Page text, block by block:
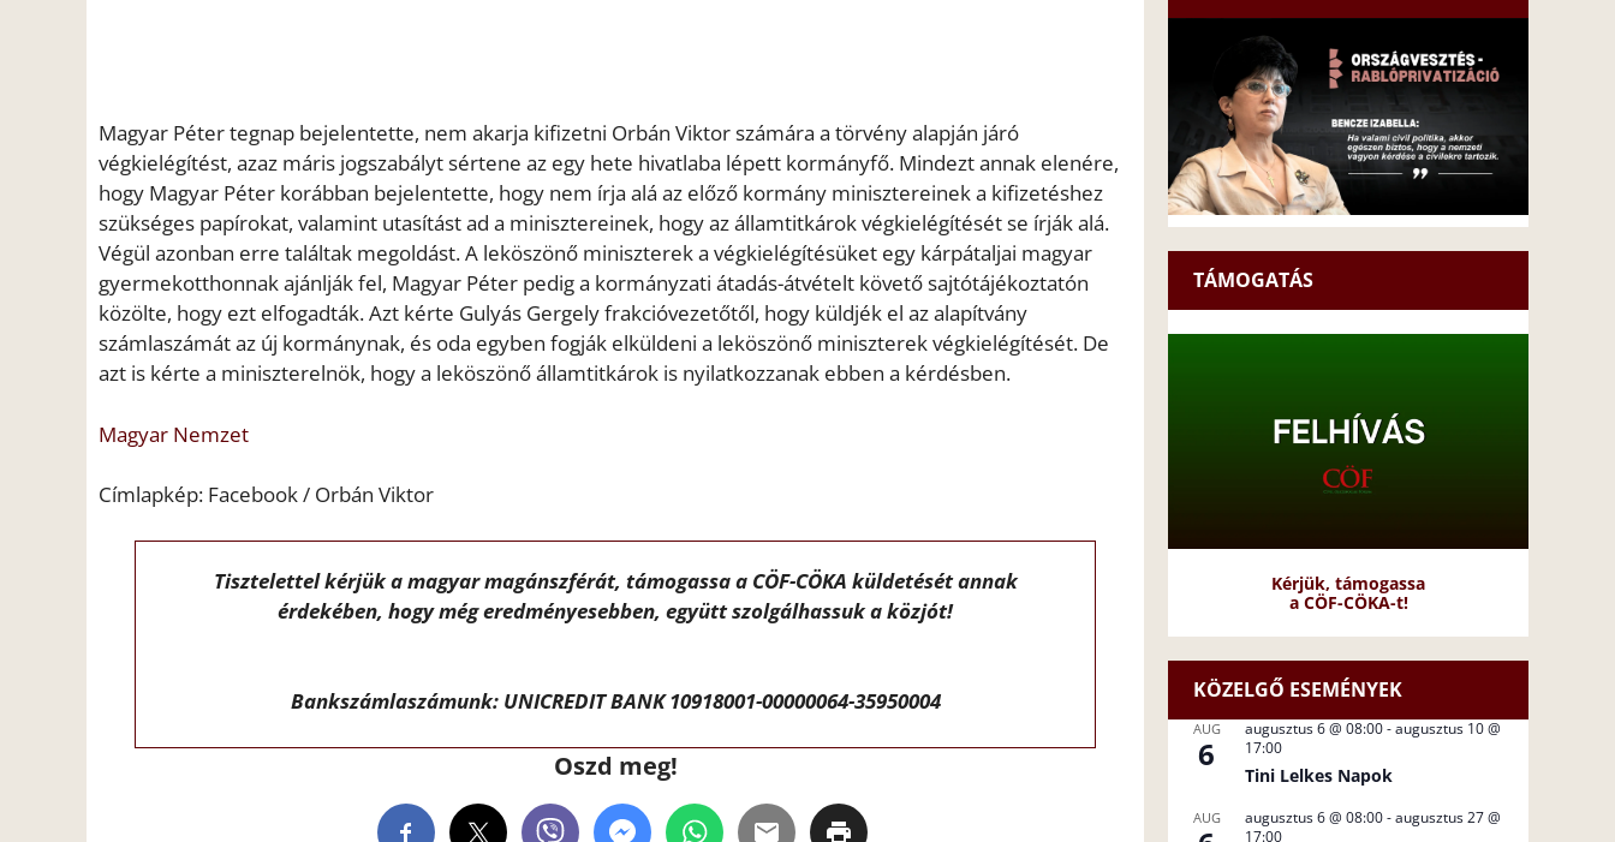
Magyar Péter tegnap bejelentette, nem akarja kifizetni Orbán Viktor számára a törvény alapján járó
végkielégítést, azaz máris jogszabályt sértene az egy hete hivatlaba lépett kormányfő. Mindezt annak elenére,
hogy Magyar Péter korábban bejelentette, hogy nem írja alá az előző kormány minisztereinek a kifizetéshez
szükséges papírokat, valamint utasítást ad a minisztereinek, hogy az államtitkárok végkielégítését se írják alá.
Végül azonban erre találtak megoldást. A leköszönő miniszterek a végkielégítésüket egy kárpátaljai magyar
gyermekotthonnak ajánlják fel, Magyar Péter pedig a kormányzati átadás-átvételt követő sajtótájékoztatón
közölte, hogy ezt elfogadták. Azt kérte Gulyás Gergely frakcióvezetőtől, hogy küldjék el az alapítvány
számlaszámát az új kormánynak, és oda egyben fogják elküldeni a leköszönő miniszterek végkielégítését. De
azt is kérte a miniszterelnök, hogy a leköszönő államtitkárok is nyilatkozzanak ebben a kérdésben.
Magyar Nemzet
Címlapkép: Facebook / Orbán Viktor
Tisztelettel kérjük a magyar magánszférát, támogassa a CÖF-CÖKA küldetését annak
érdekében, hogy még eredményesebben, együtt szolgálhassuk a közjót!
Bankszámlaszámunk: UNICREDIT BANK 10918001-00000064-35950004
Oszd meg!
TÁMOGATÁS
Kérjük, támogassa
a CÖF-CÖKA-t!
KÖZELGŐ ESEMÉNYEK
AUG
6
augusztus 6 @ 08:00-augusztus 10 @
17:00
Tini Lelkes Napok
AUG augusztus 6 @ 08:00-augusztus 27 @
17:00